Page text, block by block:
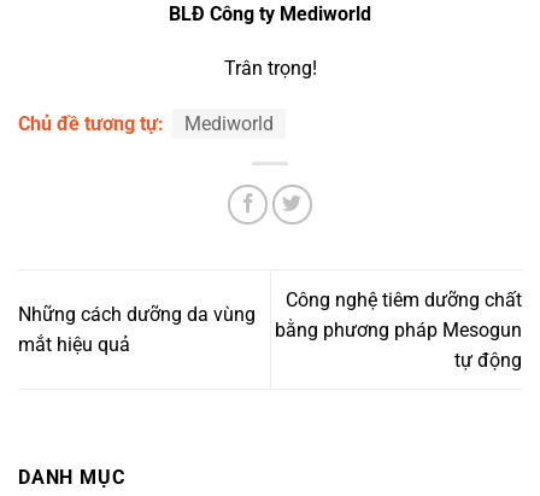
BLĐ Công ty Mediworld
Trân trọng!
Chủ đề tương tự: Mediworld
Những cách dưỡng da vùng
mắt hiệu quả
Công nghệ tiêm dưỡng chất
bằng phương pháp Mesogun
tự động
DANH MỤC